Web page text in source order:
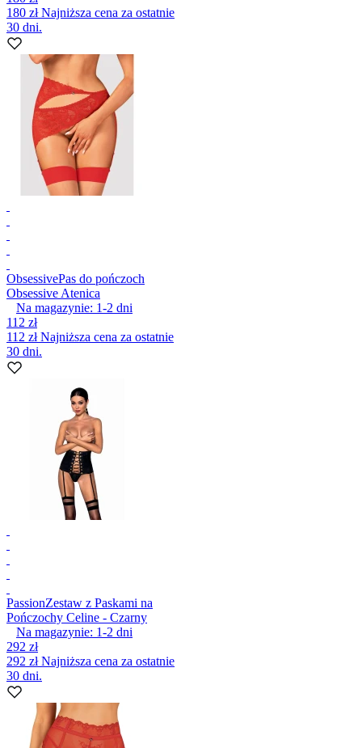
180 złNajniższa cena za ostatnie
30 dni.
ObsessivePas do pończoch
Obsessive Atenica
Na magazynie: 1-2 dni
112 zł
112 złNajniższa cena za ostatnie
30 dni.
PassionZestaw z Paskami na
Pończochy Celine - Czarny
Na magazynie: 1-2 dni
292 zł
292 złNajniższa cena za ostatnie
30 dni.